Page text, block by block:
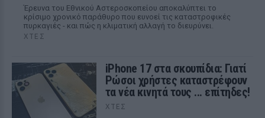
Έρευνα του Εθνικού Αστεροσκοπείου αποκαλύπτει το
κρίσιμο χρονικό παράθυρο που ευνοεί τις καταστροφικές
πυρκαγιές - και πώς η κλιματική αλλαγή το διευρύνει.
ΧΤΕΣ
iPhone 17 στα σκουπίδια: Γιατί
Ρώσοι χρήστες καταστρέφουν
τα νέα κινητά τους ... επίτηδες!
ΧΤΕΣ